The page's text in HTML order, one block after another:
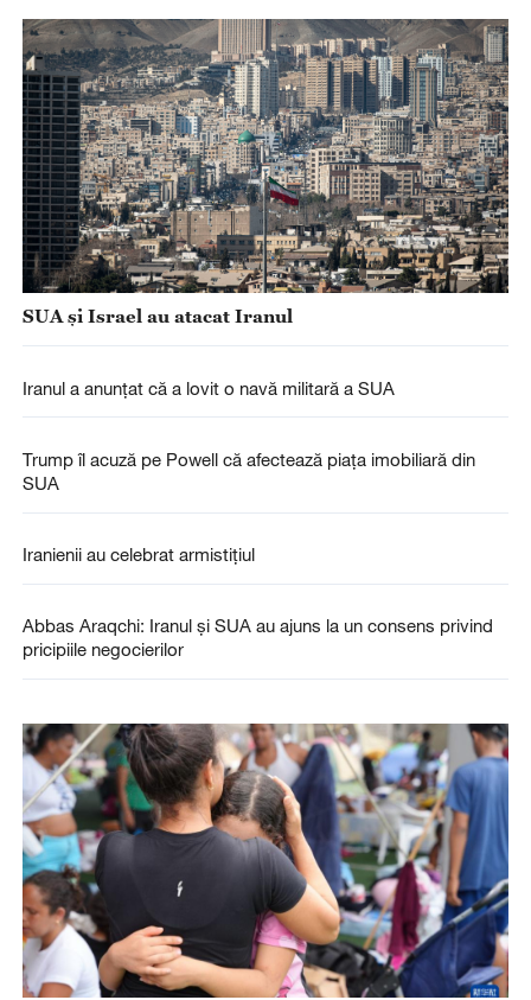
SUA și Israel au atacat Iranul
Iranul a anunțat că a lovit o navă militară a SUA
Trump îl acuză pe Powell că afectează piața imobiliară din
SUA
Iranienii au celebrat armistițiul
Abbas Araqchi: Iranul și SUA au ajuns la un consens privind
pricipiile negocierilor